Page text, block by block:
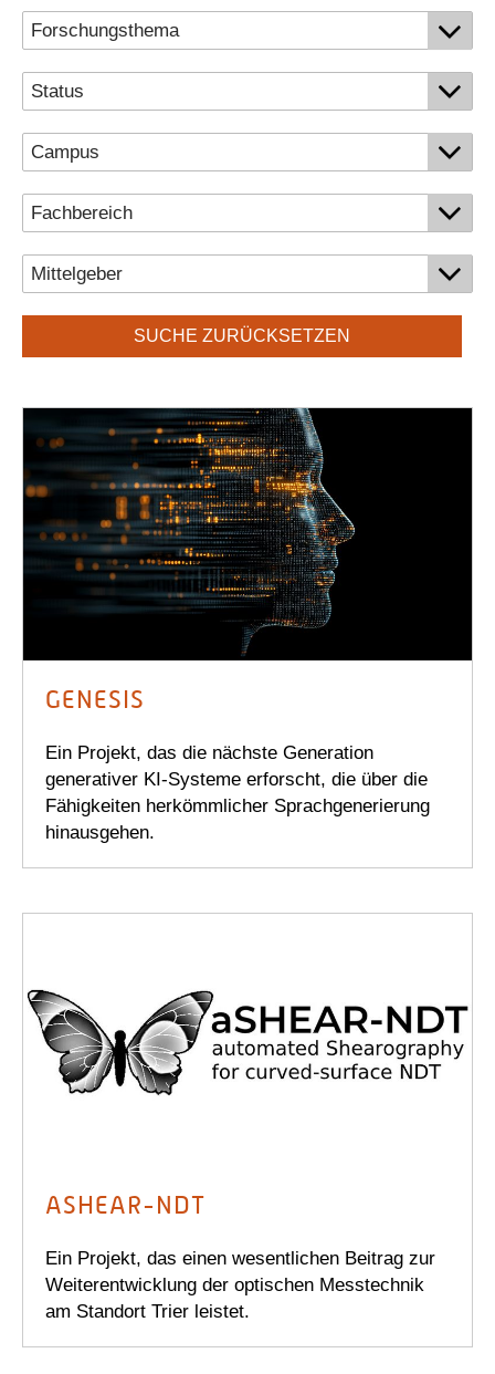
Personalvertretungen
Schwerbehindertenvertretungen
Informationssicherheit
Personalentwicklung
Personensuche
SUCHE ZURÜCKSETZEN
GENESIS
Ein Projekt, das die nächste Generation
generativer KI-Systeme erforscht, die über die
Fähigkeiten herkömmlicher Sprachgenerierung
hinausgehen.
ASHEAR-NDT
Ein Projekt, das einen wesentlichen Beitrag zur
Weiterentwicklung der optischen Messtechnik
am Standort Trier leistet.